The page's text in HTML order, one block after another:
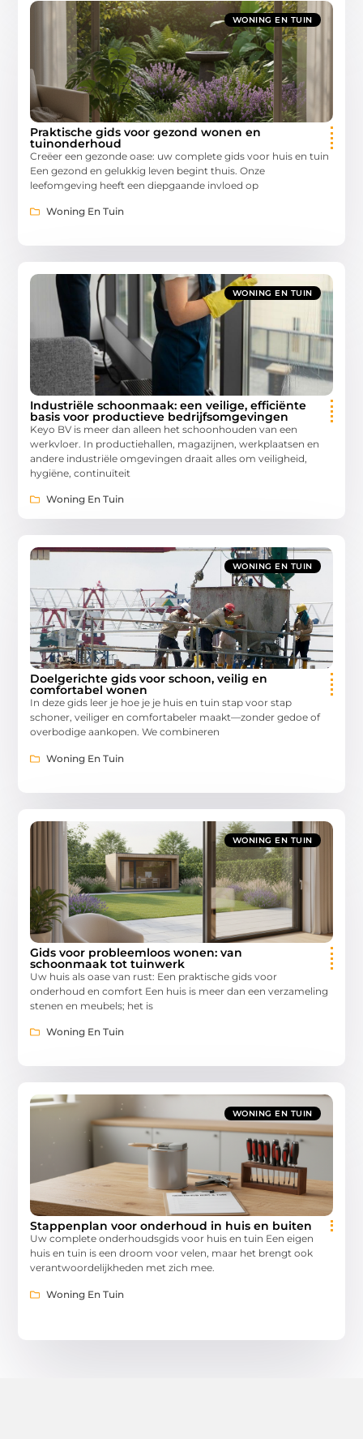
WONING EN TUIN
Praktische gids voor gezond wonen en
tuinonderhoud
Creëer een gezonde oase: uw complete gids voor huis en tuin
Een gezond en gelukkig leven begint thuis. Onze
leefomgeving heeft een diepgaande invloed op
Woning En Tuin
WONING EN TUIN
Industriële schoonmaak: een veilige, efficiënte
basis voor productieve bedrijfsomgevingen
Keyo BV is meer dan alleen het schoonhouden van een
werkvloer. In productiehallen, magazijnen, werkplaatsen en
andere industriële omgevingen draait alles om veiligheid,
hygiëne, continuïteit
Woning En Tuin
WONING EN TUIN
Doelgerichte gids voor schoon, veilig en
comfortabel wonen
In deze gids leer je hoe je je huis en tuin stap voor stap
schoner, veiliger en comfortabeler maakt—zonder gedoe of
overbodige aankopen. We combineren
Woning En Tuin
WONING EN TUIN
Gids voor probleemloos wonen: van
schoonmaak tot tuinwerk
Uw huis als oase van rust: Een praktische gids voor
onderhoud en comfort Een huis is meer dan een verzameling
stenen en meubels; het is
Woning En Tuin
WONING EN TUIN
Stappenplan voor onderhoud in huis en buiten
Uw complete onderhoudsgids voor huis en tuin Een eigen
huis en tuin is een droom voor velen, maar het brengt ook
verantwoordelijkheden met zich mee.
Woning En Tuin